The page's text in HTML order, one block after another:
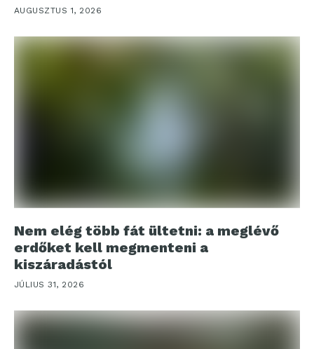
AUGUSZTUS 1, 2026
Nem elég több fát ültetni: a meglévő
erdőket kell megmenteni a
kiszáradástól
JÚLIUS 31, 2026